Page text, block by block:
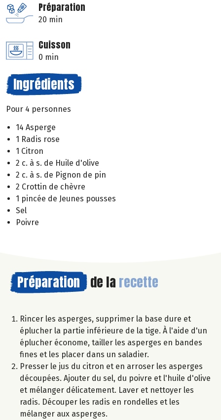
Préparation
20 min
Cuisson
0 min
Ingrédients
Pour 4 personnes
14 Asperge
1 Radis rose
1 Citron
2 c. à s. de Huile d'olive
2 c. à s. de Pignon de pin
2 Crottin de chèvre
1 pincée de Jeunes pousses
Sel
Poivre
Préparation de la recette
Rincer les asperges, supprimer la base dure et
éplucher la partie inférieure de la tige. À l'aide d'un
éplucher économe, tailler les asperges en bandes
fines et les placer dans un saladier.
Presser le jus du citron et en arroser les asperges
découpées. Ajouter du sel, du poivre et l'huile d'olive
et mélanger délicatement. Laver et nettoyer les
radis. Découper les radis en rondelles et les
mélanger aux asperges.